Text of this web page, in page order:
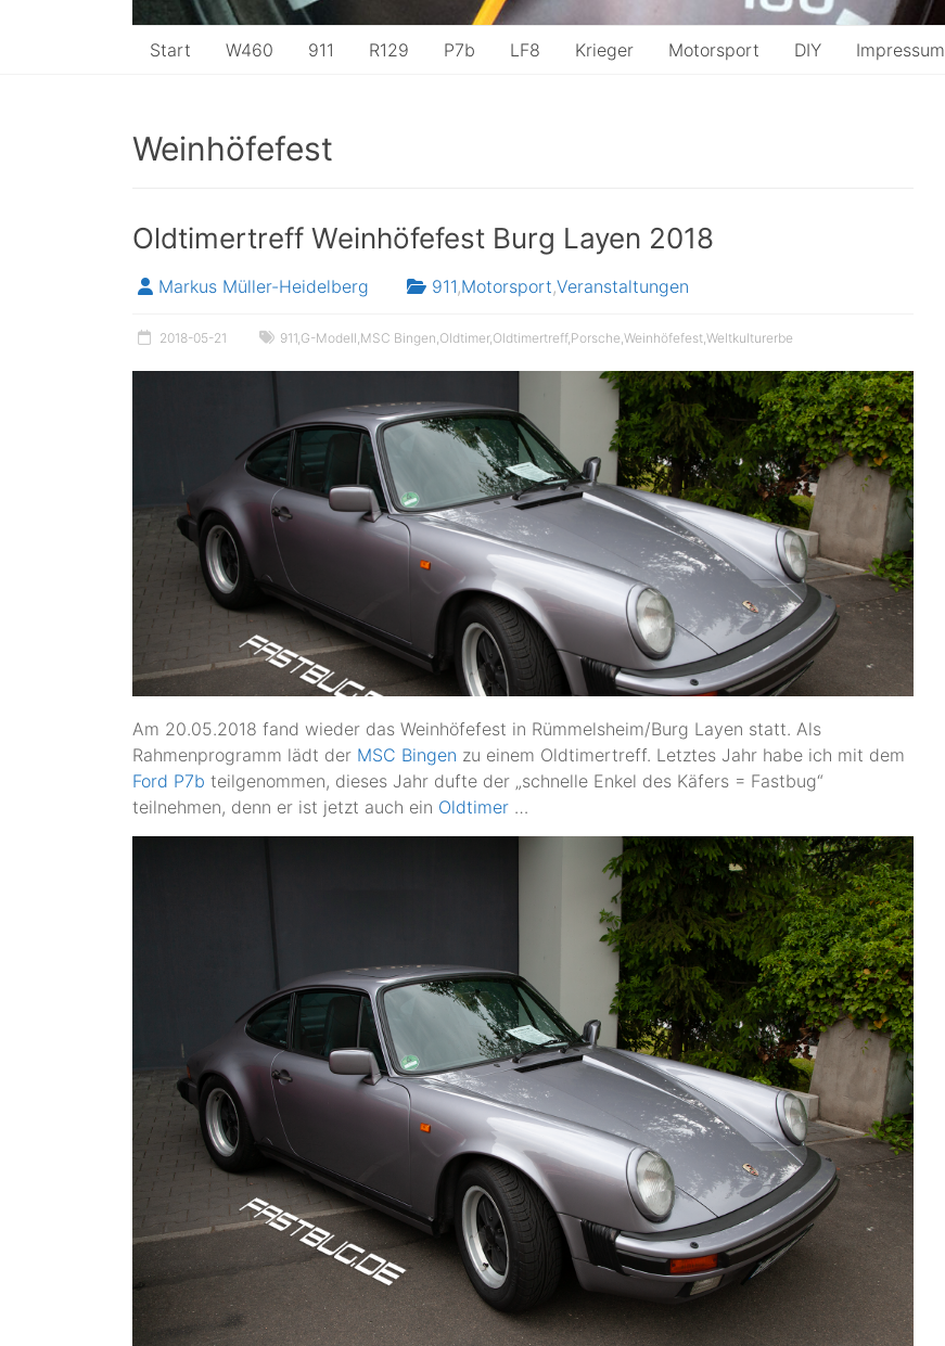
Start W460 911 R129 P7b LF8 Krieger Motorsport DIY Impressum
Weinhöfefest
Oldtimertreff Weinhöfefest Burg Layen 2018
Markus Müller-Heidelberg 911,Motorsport,Veranstaltungen
2018-05-21 911 G-Modell MSC Bingen Oldtimer, Oldtimertreff, Porsche Weinhöfefest Weltkulturerbe
Am 20.05.2018 fand wieder das Weinhöfefest in Rümmelsheim/Burg Layen statt. Als
Rahmenprogramm lädt der MSC Bingen zu einem Oldtimertreff. Letztes Jahr habe ich mit dem
Ford P7b teilgenommen, dieses Jahr dufte der „schnelle Enkel des Käfers = Fastbug“
teilnehmen, denn er ist jetzt auch ein Oldtimer …